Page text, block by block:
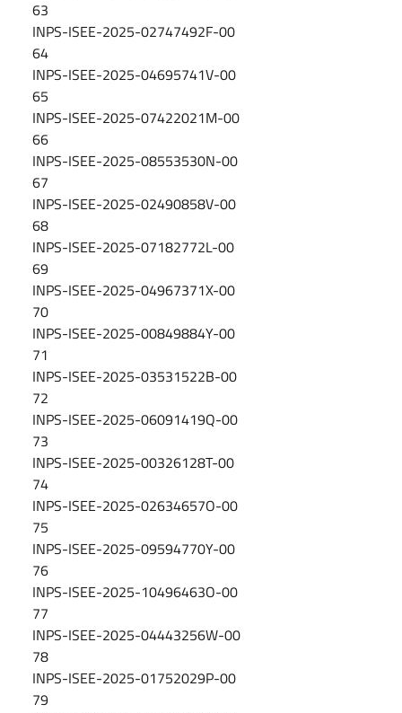
63
INPS-ISEE-2025-02747492F-00
64
INPS-ISEE-2025-04695741V-00
65
INPS-ISEE-2025-07422021M-00
66
INPS-ISEE-2025-08553530N-00
67
INPS-ISEE-2025-02490858V-00
68
INPS-ISEE-2025-07182772L-00
69
INPS-ISEE-2025-04967371X-00
70
INPS-ISEE-2025-00849884Y-00
71
INPS-ISEE-2025-03531522B-00
72
INPS-ISEE-2025-06091419Q-00
73
INPS-ISEE-2025-00326128T-00
74
INPS-ISEE-2025-02634657O-00
75
INPS-ISEE-2025-09594770Y-00
76
INPS-ISEE-2025-10496463O-00
77
INPS-ISEE-2025-04443256W-00
78
INPS-ISEE-2025-01752029P-00
79